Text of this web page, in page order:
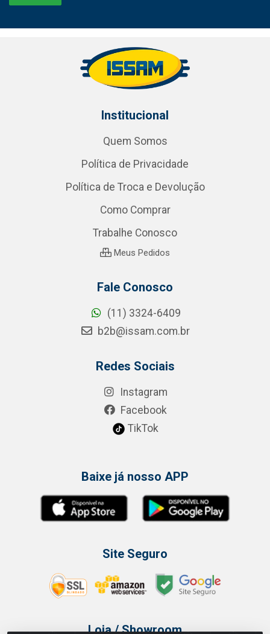
Institucional
Quem Somos
Política de Privacidade
Política de Troca e Devolução
Como Comprar
Trabalhe Conosco
Meus Pedidos
Fale Conosco
(11) 3324-6409
b2b@issam.com.br
Redes Sociais
Instagram
Facebook
TikTok
Baixe já nosso APP
Site Seguro
Loja / Showroom